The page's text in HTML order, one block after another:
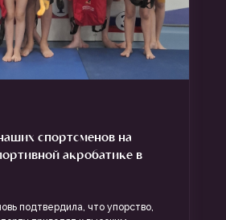
спортсменов на
акробатике в
подтвердила, что упорство,